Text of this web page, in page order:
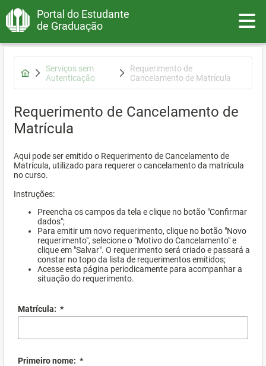
Portal do Estudante
de Graduação
Serviços sem
Autenticação
Requerimento de
Cancelamento de Matrícula
Requerimento de Cancelamento de
Matrícula
Aqui pode ser emitido o Requerimento de Cancelamento de
Matrícula, utilizado para requerer o cancelamento da matrícula
no curso.
Instruções:
Preencha os campos da tela e clique no botão "Confirmar
dados";
Para emitir um novo requerimento, clique no botão "Novo
requerimento", selecione o "Motivo do Cancelamento" e
clique em "Salvar". O requerimento será criado e passará a
constar no topo da lista de requerimentos emitidos;
Acesse esta página periodicamente para acompanhar a
situação do requerimento.
Matrícula: *
Primeiro nome: *